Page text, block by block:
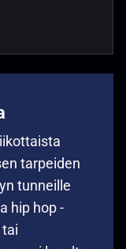
tarpeiden
tunneille
hip hop -